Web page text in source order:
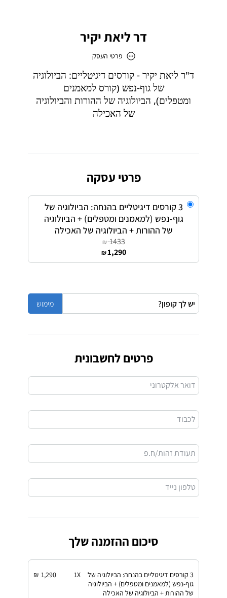
דר ליאת יקיר
פרטי העסק
דר ליאת יקיר
כתובת
פרטי עסקה
3 קורסים דיגיטליים בהנחה: הביולוגיה של
גוף-נפש (למאמנים ומטפלים) + הביולוגיה
של ההורות + הביולוגיה של האכילה
1433
₪
1,290
₪
פרטים לחשבונית
דואר אלקטרוני
לכבוד
תעודת זהות/ח.פ
טלפון נייד
סיכום ההזמנה שלך
3 קורסים דיגיטליים בהנחה: הביולוגיה של
גוף-נפש (למאמנים ומטפלים) + הביולוגיה
של ההורות + הביולוגיה של האכילה
X
1
1,290
₪